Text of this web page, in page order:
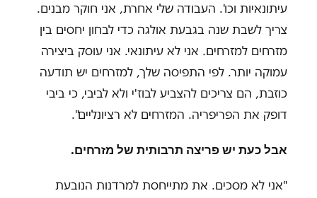
עיתונאיות וכו'. העבודה שלי אחרת, אני חוקר מבנים.
צריך לשבת שנה בגבעת אולגה כדי לבחון יחסים בין
מזרחים למזרחים. אני לא עיתונאי. אני עוסק ביצירה
עמוקה יותר. לפי התפיסה שלך, למזרחים יש תודעה
כוזבת, הם צריכים להצביע לבוז'י ולא לביבי, כי ביבי
דופק את הפריפריה. המזרחים לא רציונליים".
אבל כעת יש פריצה תרבותית של מזרחים.
"אני לא מסכים. את מתייחסת למרדנות הנובעת